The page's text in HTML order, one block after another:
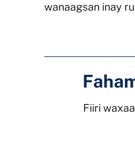
wanaagsan inay
Fiiri